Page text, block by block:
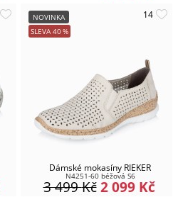
NOVINKA
SLEVA 40%
Dámské mokasíny RIEKER
N4251-60 béžová S6
2 099 Kč
3 499Kč